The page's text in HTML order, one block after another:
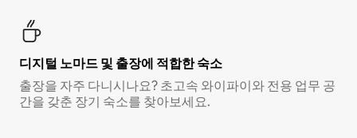
디지털 노마드 및 출장에 적합한 숙소
출장을 자주 다니시나요? 초고속 와이파이와 전용 업무 공
간을 갖춘 장기 숙소를 찾아보세요.